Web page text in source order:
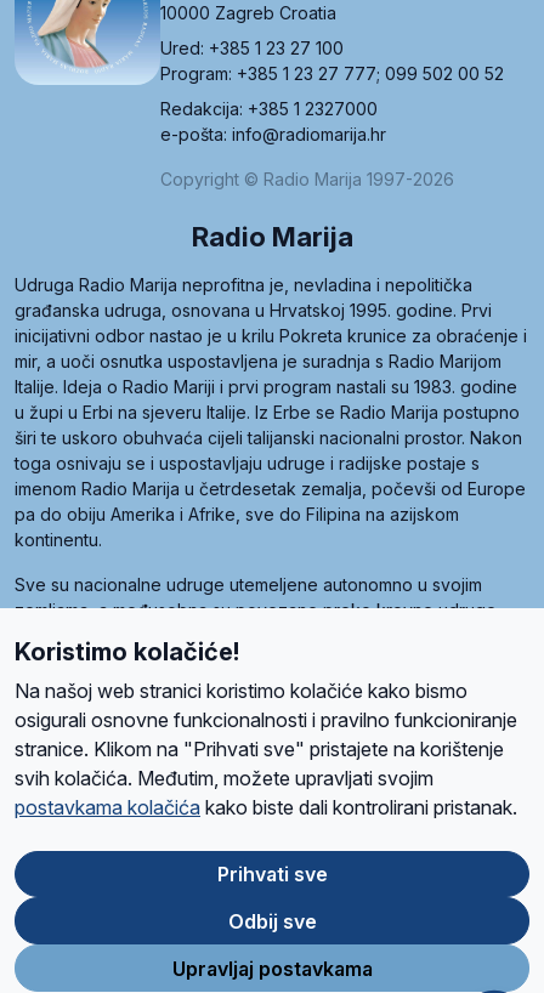
10000 Zagreb Croatia
Ured: +385 1 23 27 100
Program: +385 1 23 27 777; 099 502 00 52
Redakcija: +385 1 2327000
e-pošta: info@radiomarija.hr
Copyright © Radio Marija 1997-2026
Radio Marija
Udruga Radio Marija neprofitna je, nevladina i nepolitička
građanska udruga, osnovana u Hrvatskoj 1995. godine. Prvi
inicijativni odbor nastao je u krilu Pokreta krunice za obraćenje i
mir, a uoči osnutka uspostavljena je suradnja s Radio Marijom
Italije. Ideja o Radio Mariji i prvi program nastali su 1983. godine
u župi u Erbi na sjeveru Italije. Iz Erbe se Radio Marija postupno
širi te uskoro obuhvaća cijeli talijanski nacionalni prostor. Nakon
toga osnivaju se i uspostavljaju udruge i radijske postaje s
imenom Radio Marija u četrdesetak zemalja, počevši od Europe
pa do obiju Amerika i Afrike, sve do Filipina na azijskom
kontinentu.
Sve su nacionalne udruge utemeljene autonomno u svojim
zemljama, a međusobna su povezane preko krovne udruge
Radio Maria). Svjetsku obitelj utemeljilo je sedam članica, među
kojima je i hrvatska Udruga Radio Marija.
O namaRadio ProgramVolonteriPrijateljiKontaktPravila privatnosti
Ova stranica je zaštićena Google reCAPTCHA sustavom
Store
Google
Play
Koristimo kolačiće!
Na našoj web stranici koristimo kolačiće kako bismo
osigurali osnovne funkcionalnosti i pravilno funkcioniranje
stranice. Klikom na "Prihvati sve" pristajete na korištenje
svih kolačića. Međutim, možete upravljati svojim
postavkama kolačića kako biste dali kontrolirani pristanak.
Prihvati sve
Odbij sve
Upravljaj postavkama